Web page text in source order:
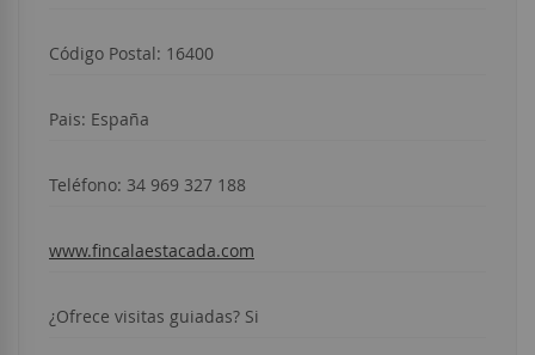
Código Postal: 16400
Pais: España
Teléfono: 34 969 327 188
www.fincalaestacada.com
¿Ofrece visitas guiadas? Si